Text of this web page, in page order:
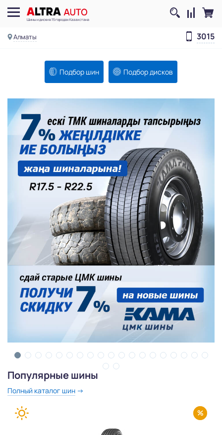
Алматы 3015
Шины и диски в 15 городах Казахстана
Подбор шин Подбор дисков
Популярные шины
Полный каталог шин
Скидка